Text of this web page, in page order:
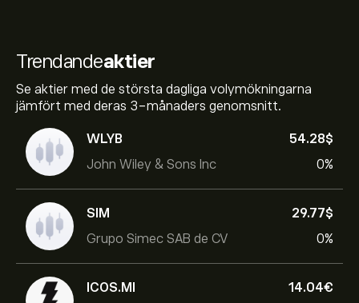
Trendandeaktier
Se aktier med de största dagliga volymökningarna
jämfört med deras 3-månaders genomsnitt.
WLYB
John Wiley & Sons Inc
54.28‎$‎
0%
SIM
Grupo Simec SAB de CV
29.77‎$‎
0%
ICOS.MI
14.04‎€‎